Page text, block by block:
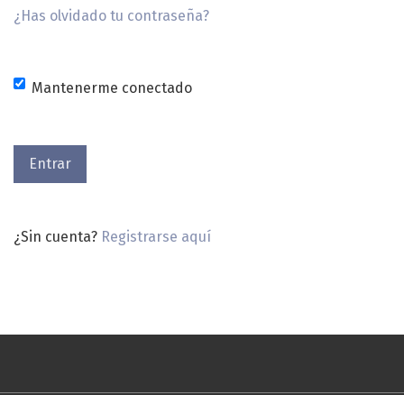
¿Has olvidado tu contraseña?
Mantenerme conectado
Entrar
¿Sin cuenta? Registrarse aquí